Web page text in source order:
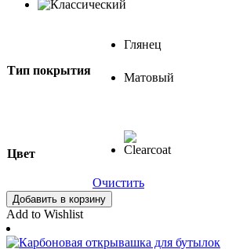
Тип покрытия
Глянец
Матовый
Цвет
Очистить
Добавить в корзину
Add to Wishlist